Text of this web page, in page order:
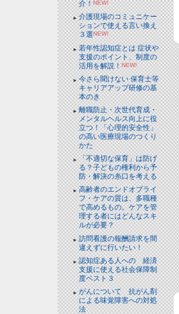
介！NEW!
介護現場のコミュニケー
ションで使える言い換え
３選NEW!
若年性認知症とは 症状や
支援のポイント、制度の
活用を解説！NEW!
今さら聞けない 保育士等
キャリアアップ研修の基
本のき
離職防止・次世代育成・
メンタルヘルス向上に役
立つ！「心理的安全性」
の高い医療現場のつくり
かた
「不適切な保育」は防げ
る？子どもの権利から予
防・解決の糸口を考える
高齢者のエンドオブライ
フ・ケアの質は、多職種
で高めるもの。ケアを管
理する者にはどんなスキ
ルが必要？
訪問看護の報酬請求を間
違えずに行いたい！
認知症ある人への 経済
支援に使える社会保障制
度ベスト３
がんについて 抗がん剤
による味覚障害への対処
法